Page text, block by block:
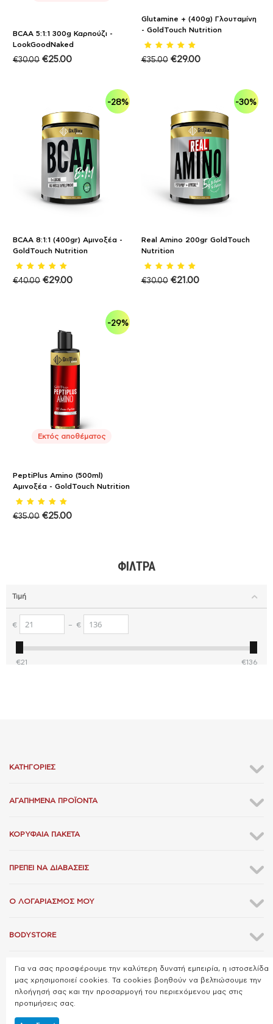
BCAA 5:1:1 300g Καρπούζι -
LookGoodNaked
€30.00 €25.00
Glutamine + (400g) Γλουταμίνη
- GoldTouch Nutrition
€35.00 €29.00
-28%
BCAA 8:1:1 (400gr) Αμινοξέα -
GoldTouch Nutrition
€40.00 €29.00
-30%
Real Amino 200gr GoldTouch
Nutrition
€30.00 €21.00
-29%
Εκτός αποθέματος
PeptiPlus Amino (500ml)
Αμινοξέα - GoldTouch Nutrition
€35.00 €25.00
ΦΊΛΤΡΑ
Τιμή
€ – €
€21 €136
ΚΑΤΗΓΟΡΊΕΣ
ΑΓΑΠΗΜΈΝΑ ΠΡΟΪΌΝΤΑ
ΚΟΡΥΦΑΊΑ ΠΑΚΈΤΑ
ΠΡΈΠΕΙ ΝΑ ΔΙΑΒΆΣΕΙΣ
Ο ΛΟΓΑΡΙΑΣΜΌΣ ΜΟΥ
BODYSTORE
ΕΠΙΚΟΙΝΩΝΊΑ
Για να σας προσφέρουμε την καλύτερη δυνατή εμπειρία, η ιστοσελίδα
μας χρησιμοποιεί cookies. Τα cookies βοηθούν να βελτιώσουμε την
πλοήγησή σας και την προσαρμογή του περιεχόμενου μας στις
προτιμήσεις σας.